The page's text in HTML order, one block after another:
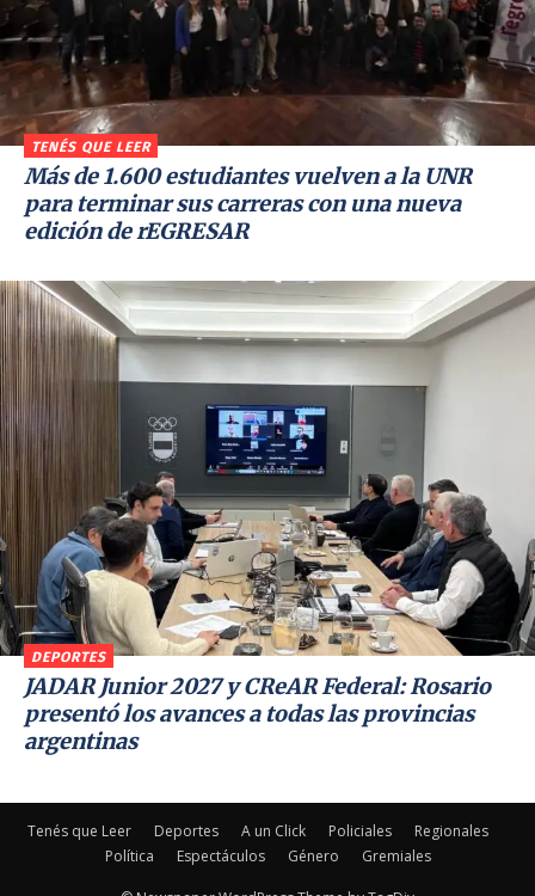
TENÉS QUE LEER
Más de 1.600 estudiantes vuelven a la UNR
para terminar sus carreras con una nueva
edición de rEGRESAR
DEPORTES
JADAR Junior 2027 y CReAR Federal: Rosario
presentó los avances a todas las provincias
argentinas
Tenés que Leer Deportes A un Click Policiales
Regionales
Política
Espectáculos Género Gremiales